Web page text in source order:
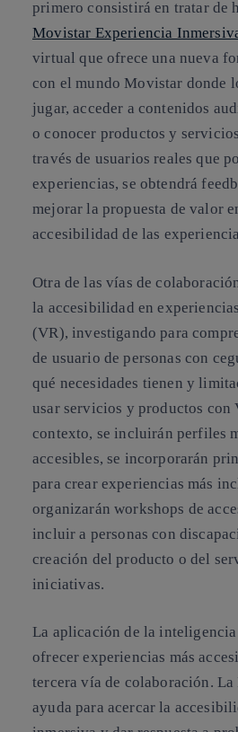
primero consistirá en tratar de
Movistar Experiencia
virtual que ofrece una nueva
con el mundo Movistar donde
jugar, acceder a contenidos
o conocer productos y
través de usuarios reales que
experiencias, se obtendrá
mejorar la propuesta de valor
accesibilidad de las
Otra de las vías de
la accesibilidad en
(VR), investigando para
de usuario de personas con
qué necesidades tienen y
usar servicios y productos con
contexto, se incluirán perfiles
accesibles, se incorporarán
para crear experiencias más
organizarán workshops de
incluir a personas con
creación del producto o del
iniciativas.
La aplicación de la
ofrecer experiencias más
tercera vía de colaboración. La
ayuda para acercar la